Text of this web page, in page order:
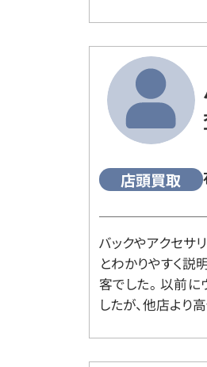
店頭買取
バックやアクセサ
とわかりやすく説
客でした。 以前
したが、他店より